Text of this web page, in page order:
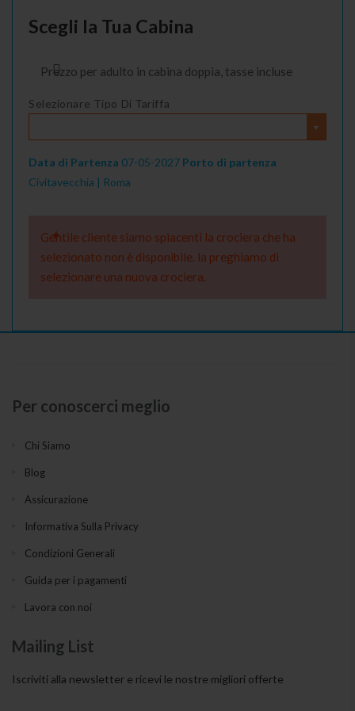
Scegli la Tua Cabina
Prezzo per adulto in cabina doppia, tasse incluse
Selezionare Tipo Di Tariffa
Data di Partenza 07-05-2027 Porto di partenza
Civitavecchia | Roma
Gentile cliente siamo spiacenti la crociera che ha
selezionato non è disponibile. la preghiamo di
selezionare una nuova crociera.
Per conoscerci meglio
Chi Siamo
Blog
Assicurazione
Informativa Sulla Privacy
Condizioni Generali
Guida per i pagamenti
Lavora con noi
Mailing List
Iscriviti alla newsletter e ricevi le nostre migliori offerte